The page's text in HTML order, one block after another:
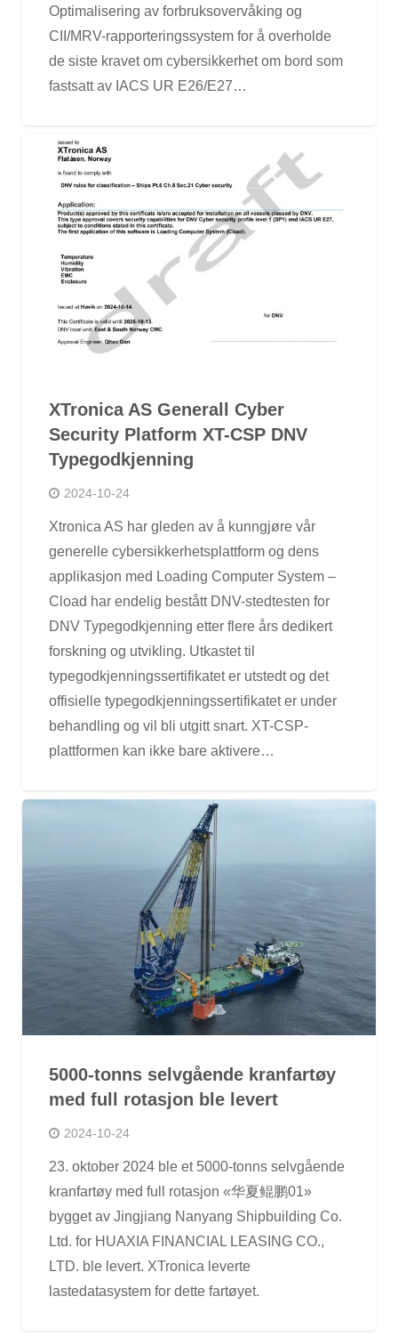
Optimalisering av forbruksovervåking og
CII/MRV-rapporteringssystem for å overholde
de siste kravet om cybersikkerhet om bord som
fastsatt av IACS UR E26/E27…
XTronica AS Generall Cyber ​​
Security Platform XT-CSP DNV
Typegodkjenning
2024-10-24
Xtronica AS har gleden av å kunngjøre vår
generelle cybersikkerhetsplattform og dens
applikasjon med Loading Computer System –
Cload har endelig bestått DNV-stedtesten for
DNV Typegodkjenning etter flere års dedikert
forskning og utvikling. Utkastet til
typegodkjenningssertifikatet er utstedt og det
offisielle typegodkjenningssertifikatet er under
behandling og vil bli utgitt snart. XT-CSP-
plattformen kan ikke bare aktivere…
5000-tonns selvgående kranfartøy
med full rotasjon ble levert
2024-10-24
23. oktober 2024 ble et 5000-tonns selvgående
kranfartøy med full rotasjon «华夏鲲鹏01»
bygget av Jingjiang Nanyang Shipbuilding Co.
Ltd. for HUAXIA FINANCIAL LEASING CO.,
LTD. ble levert. XTronica leverte
lastedatasystem for dette fartøyet.